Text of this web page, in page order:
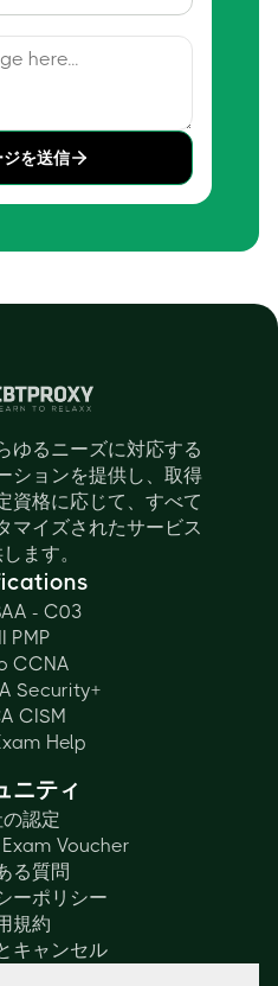
ジを送信
ゆるニーズに対応する
ションを提供し、取得
資格に応じて、すべて
マイズされたサービス
ます。
- C03
PMP
CCNA
Security+
CISM
Help
ニティ
認定
Voucher
る質問
ーポリシー
規約
キャンセル